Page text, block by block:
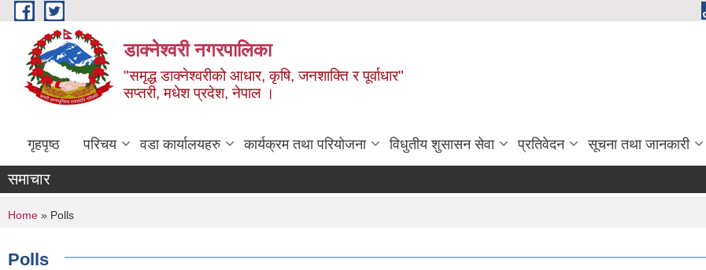
Skip to main content
डाक्नेश्वरी नगरपालिका
"समृद्ध डाक्नेश्वरीको आधार, कृषि, जनशाक्ति र पूर्वाधार"
सप्तरी, मधेश प्रदेश, नेपाल ।
गृहपृष्ठ परिचय वडा कार्यालयहरु कार्यक्रम तथा परियोजना विधुतीय शुसासन सेवा प्रतिवेदन सूचना तथा जानकारी
समाचार
You are here
Home » Polls
Polls